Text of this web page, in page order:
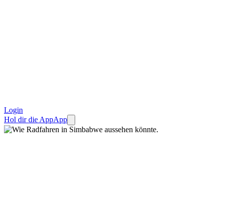
Login
Hol dir die AppApp